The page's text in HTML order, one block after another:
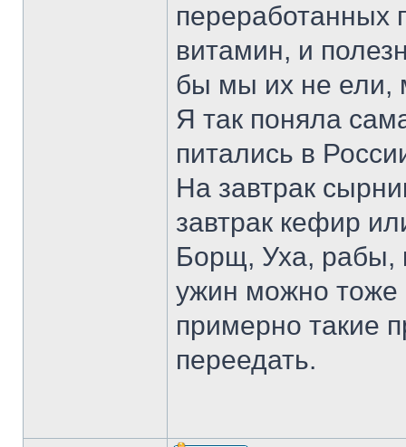
переработанных
витамин, и
бы мы их не ели,
Я так поняла
питались в
На завтрак
завтрак кефир
Борщ, Уха, рабы,
ужин можно тоже
примерно такие
переедать.